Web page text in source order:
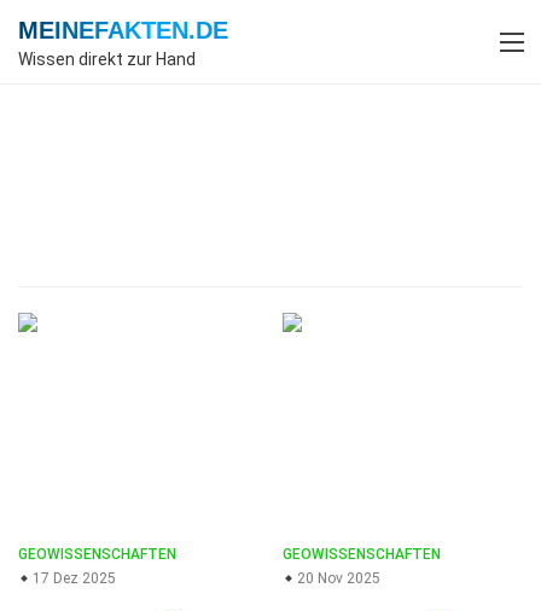
MEINEFAKTEN.DE
Wissen direkt zur Hand
GEOWISSENSCHAFTEN
17 Dez 2025
GEOWISSENSCHAFTEN
20 Nov 2025